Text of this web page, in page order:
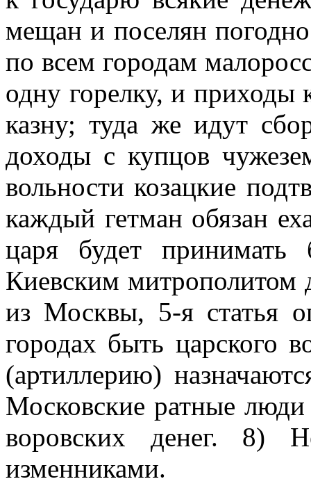
мещан и поселян
по всем городам
одну горелку, и приходы
казну; туда же идут
доходы с купцов
вольности козацкие
каждый гетман обязан
царя будет
Киевским митрополитом
из Москвы, 5-я статья
городах быть царского
(артиллерию)
Московские ратные
воровских денег. 8)
изменниками.